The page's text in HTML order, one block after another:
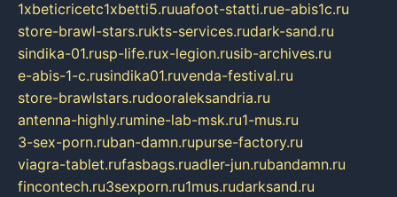
1xbeticricetc1xbetti5.ruuafoot-statti.rue-abis1c.ru
store-brawl-stars.rukts-services.rudark-sand.ru
sindika-01.rusp-life.rux-legion.rusib-archives.ru
e-abis-1-c.rusindika01.ruvenda-festival.ru
store-brawlstars.rudooraleksandria.ru
antenna-highly.rumine-lab-msk.ru1-mus.ru
3-sex-porn.ruban-damn.rupurse-factory.ru
viagra-tablet.rufasbags.ruadler-jun.rubandamn.ru
fincontech.ru3sexporn.ru1mus.rudarksand.ru